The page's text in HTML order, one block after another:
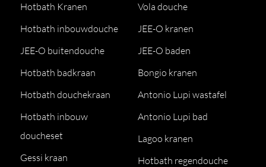
Hotbath Kranen
Hotbath inbouwdouche
JEE-O buitendouche
Hotbath badkraan
Hotbath douchekraan
Hotbath inbouw
doucheset
Gessi kraan
Vola douche
JEE-O kranen
JEE-O baden
Bongio kranen
Antonio Lupi wastafel
Antonio Lupi bad
Lagoo kranen
Hotbath regendouche